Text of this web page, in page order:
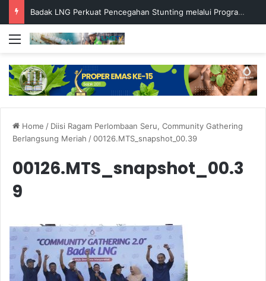
Badak LNG Perkuat Pencegahan Stunting melalui Program Akar Ranting
Menu
Home / Diisi Ragam Perlombaan Seru, Community Gathering
Berlangsung Meriah /00126.MTS_snapshot_00.39
00126.MTS_snapshot_00.3
9